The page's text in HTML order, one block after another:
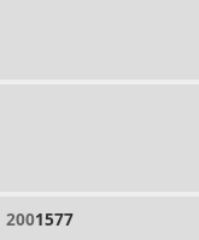
2001577